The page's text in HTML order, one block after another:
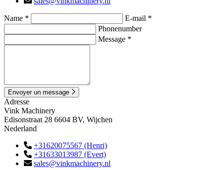
Name *
E-mail *
Phonenumber
Message *
Envoyer un message
Adresse
Vink Machinery
Edisonstraat 28 6604 BV, Wijchen
Nederland
+31620075567 (Henri)
+31633013987 (Evert)
sales@vinkmachinery.nl